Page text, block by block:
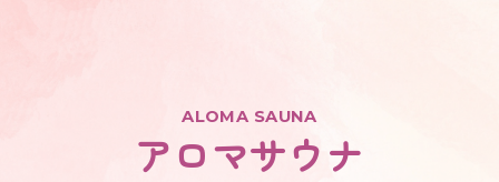
ALOMA SAUNA
アロマサウナ